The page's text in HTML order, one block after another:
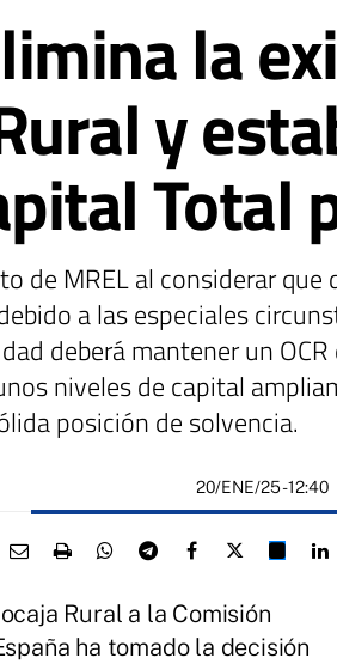
la
y
Total
de MREL al considerar
a las especiales
deberá mantener un
niveles de capital
posición de solvencia.
20/ENE/25- 12:40
Rural a la Comisión
ha tomado la decisión